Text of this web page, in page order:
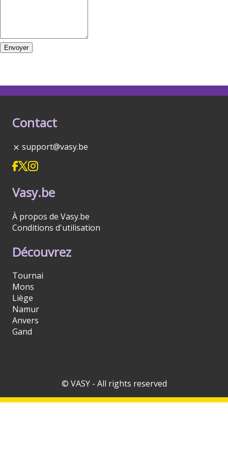
Envoyer
Contact
support@vasy.be
Vasy.be
À propos de Vasy.be
Conditions d'utilisation
Découvrez
Tournai
Mons
Liège
Namur
Anvers
Gand
© VASY - All rights reserved